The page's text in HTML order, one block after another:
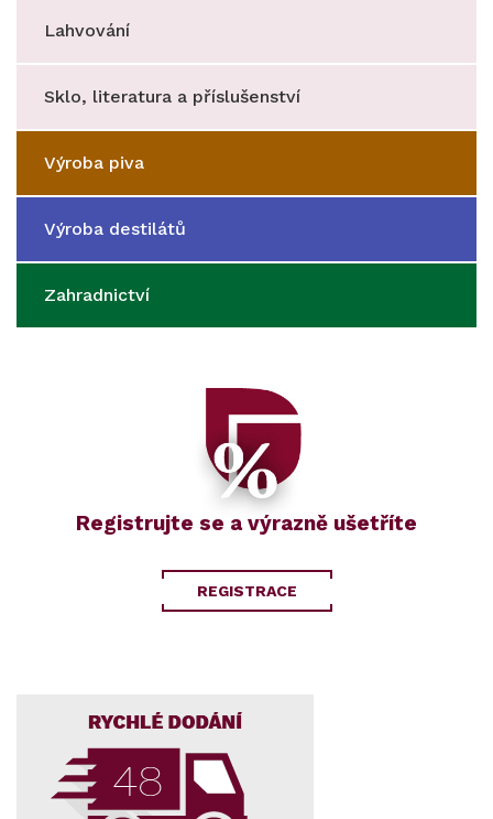
Lahvování
Sklo, literatura a příslušenství
Výroba piva
Výroba destilátů
Zahradnictví
Registrujte se a výrazně ušetříte
REGISTRACE